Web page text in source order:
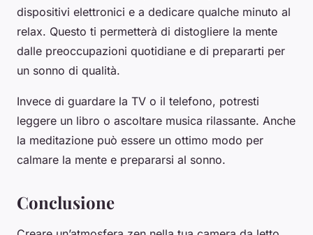
dispositivi elettronici e a dedicare qualche minuto al
relax. Questo ti permetterà di distogliere la mente
dalle preoccupazioni quotidiane e di prepararti per
un sonno di qualità.
Invece di guardare la TV o il telefono, potresti
leggere un libro o ascoltare musica rilassante. Anche
la meditazione può essere un ottimo modo per
calmare la mente e prepararsi al sonno.
Conclusione